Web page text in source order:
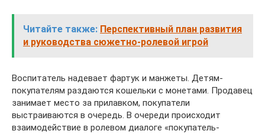
Читайте также: Перспективный план развития
и руководства сюжетно-ролевой игрой
Воспитатель надевает фартук и манжеты. Детям-
покупателям раздаются кошельки с монетами. Продавец
занимает место за прилавком, покупатели
выстраиваются в очередь. В очереди происходит
взаимодействие в ролевом диалоге «покупатель-